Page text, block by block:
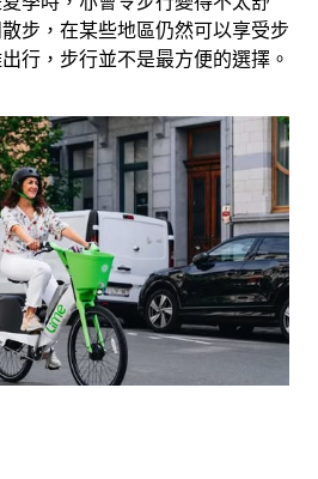
步，在某些地區仍然可以享受步
行，步行並不是最方便的選擇。